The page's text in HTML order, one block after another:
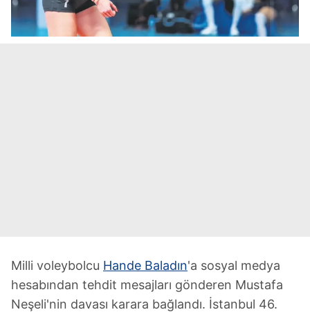
Milli voleybolcu Hande Baladın'a sosyal medya
hesabından tehdit mesajları gönderen Mustafa
Neşeli'nin davası karara bağlandı. İstanbul 46.